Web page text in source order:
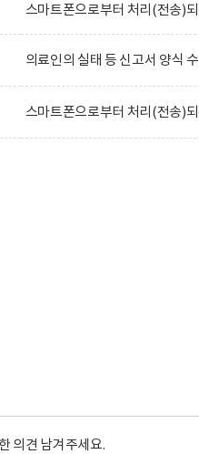
스마트폰으로부터 처리(전송)
의료인의 실태 등 신고서 양식
스마트폰으로부터 처리(전송)
의견 남겨주세요.